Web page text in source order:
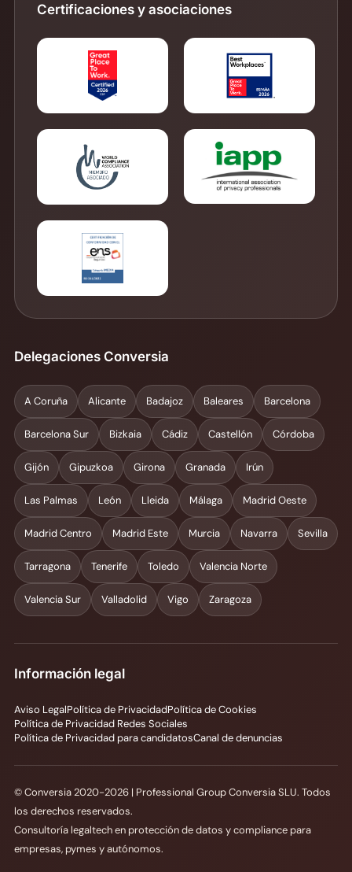
Certificaciones y asociaciones
Delegaciones Conversia
A Coruña Alicante Badajoz Baleares Barcelona
Barcelona Sur Bizkaia Cádiz Castellón Córdoba
Gijón Gipuzkoa Girona Granada Irún
Las Palmas León Lleida Málaga Madrid Oeste
Madrid Centro Madrid Este Murcia Navarra Sevilla
Tarragona Tenerife Toledo Valencia Norte
Valencia Sur Valladolid Vigo Zaragoza
Información legal
Aviso LegalPolítica de PrivacidadPolítica de Cookies
Política de Privacidad Redes Sociales
Política de Privacidad para candidatosCanal de denuncias
© Conversia 2020-2026 | Professional Group Conversia SLU. Todos
los derechos reservados.
Consultoría legaltech en protección de datos y compliance para
empresas, pymes y autónomos.